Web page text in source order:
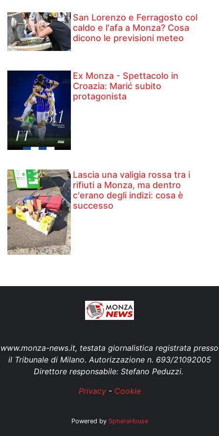
San Lorenzo e Ferragosto col
caldo e l'afa a Monza? Cosa
dicono le previsioni meteo
Ex Monza - Spettacolo in
Croazia: Marić subito
protagonista
Lascia una valigia rossa tra i
rifiuti a Monza, ma dentro
c'erano degli indizi: cosa è
successo
www.monza-news.it, testata giornalistica registrata presso
il Tribunale di Milano. Autorizzazione n. 693/21092005
Direttore responsabile: Stefano Peduzzi.
Privacy- Cookie
Powered by SpheraHouse